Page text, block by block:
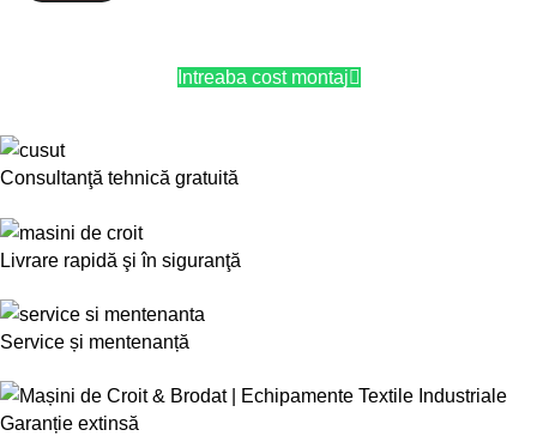
Intreaba cost montaj
Consultanţă tehnică gratuită
Livrare rapidă şi în siguranţă
Service și mentenanță
Garanție extinsă